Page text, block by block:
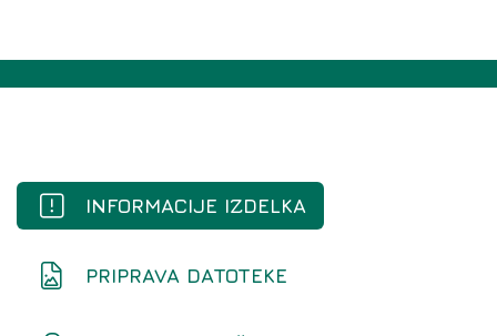
INFORMACIJE IZDELKA
PRIPRAVA DATOTEKE